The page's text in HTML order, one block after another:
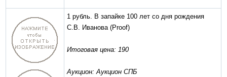
1 рубль. В запайке 100 лет со дня рождения
С.В. Иванова(Proof)
Итоговая цена: 190
Аукцион: Аукцион СПБ